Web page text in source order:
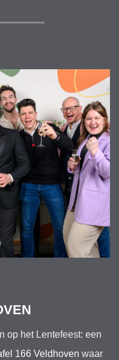
op het Lentefeest: een
166 Veldhoven waar